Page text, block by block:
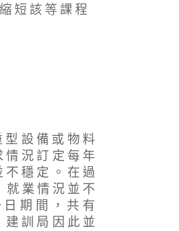
短 該 等 課 程
型 設 備 或 物 料
情 況 訂 定 每 年
不 穩 定 。 在 過
就 業 情 況 並 不
期 間 ， 共 有
建 訓 局 因 此 並